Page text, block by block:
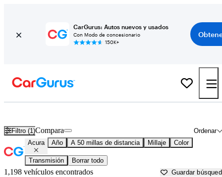
CarGurus: Autos nuevos y usados
Con Modo de concesionario
150K+
Filtro (1) Ordenar
Compara
Acura Año A 50 millas de distancia Millaje Color
Transmisión Borrar todo
1,198 vehículos encontrados Guardar